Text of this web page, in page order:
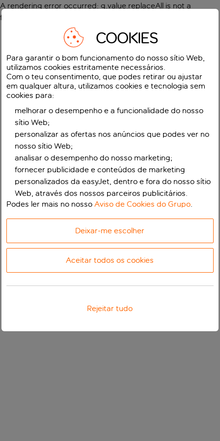
A rendering error occurred: g.value.replaceAll is not a
function
COOKIES
Para garantir o bom funcionamento do nosso sítio Web,
utilizamos cookies estritamente necessários.
Com o teu consentimento, que podes retirar ou ajustar
em qualquer altura, utilizamos cookies e tecnologia sem
cookies para:
melhorar o desempenho e a funcionalidade do nosso
sítio Web;
personalizar as ofertas nos anúncios que podes ver no
nosso sítio Web;
analisar o desempenho do nosso marketing;
fornecer publicidade e conteúdos de marketing
personalizados da easyJet, dentro e fora do nosso sítio
Web, através dos nossos parceiros publicitários.
Podes ler mais no nossoAviso de Cookies do Grupo.
Deixar-me escolher
Aceitar todos os cookies
Rejeitar tudo